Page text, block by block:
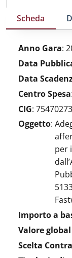
Scheda
Anno Gara:
Data
Data
Centro Spesa:
CIG:
Oggetto:
per
Importo a
Valore
Scelta